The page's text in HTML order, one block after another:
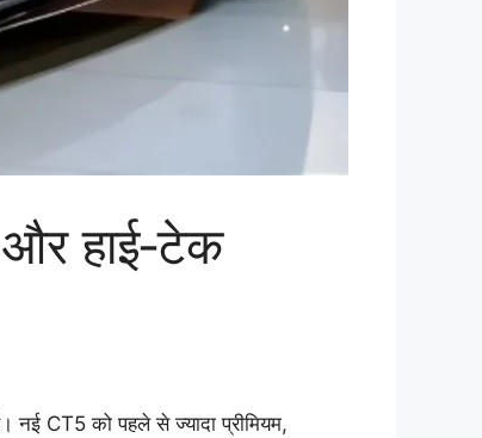
हाई‑टेक
CT5 को पहले से ज्यादा प्रीमियम,